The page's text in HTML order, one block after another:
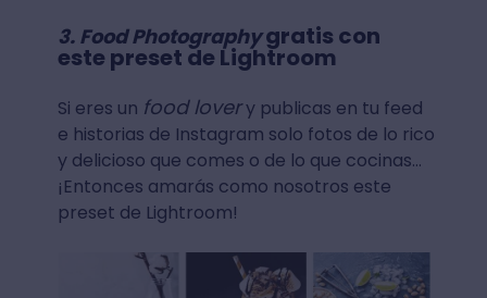
3. Food Photographygratis con
este preset de Lightroom
Si eres un food lovery publicas en tu feed
e historias de Instagram solo fotos de lo rico
y delicioso que comes o de lo que cocinas…
¡Entonces amarás como nosotros este
preset de Lightroom!